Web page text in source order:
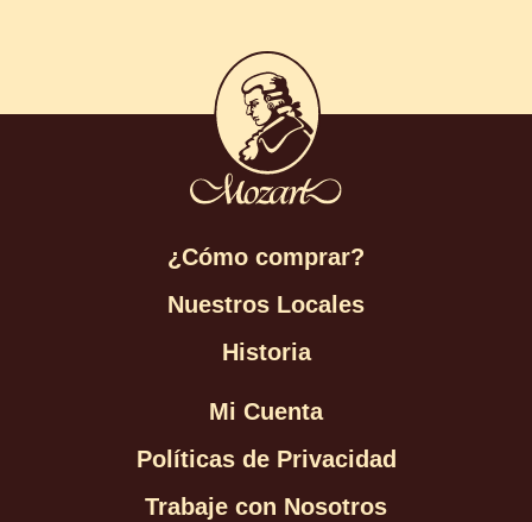
¿Cómo comprar?
Nuestros Locales
Historia
Mi Cuenta
Políticas de Privacidad
Trabaje con Nosotros